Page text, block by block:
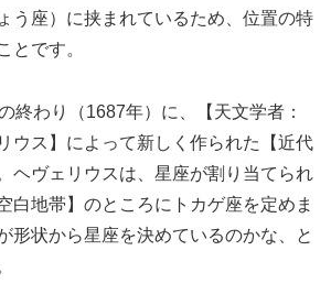
う座）に挟まれているため、位置の特
とです。
終わり（1687年）に、【天文学者：
ウス】によって新しく作られた【近代
ヘヴェリウスは、星座が割り当てられ
白地帯】のところにトカゲ座を定めま
形状から星座を決めているのかな、と